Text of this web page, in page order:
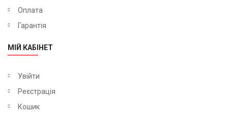
Оплата
Гарантія
МІЙ КАБІНЕТ
Увійти
Реєстрація
Кошик